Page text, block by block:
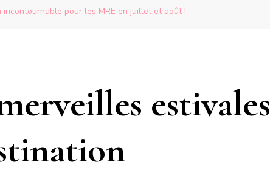
pour les MRE en juillet et août !
estivales